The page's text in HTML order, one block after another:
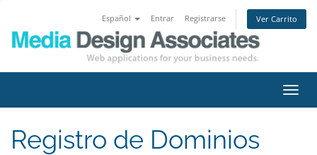
Español Entrar Registrarse Ver Carrito
Registro de Dominios